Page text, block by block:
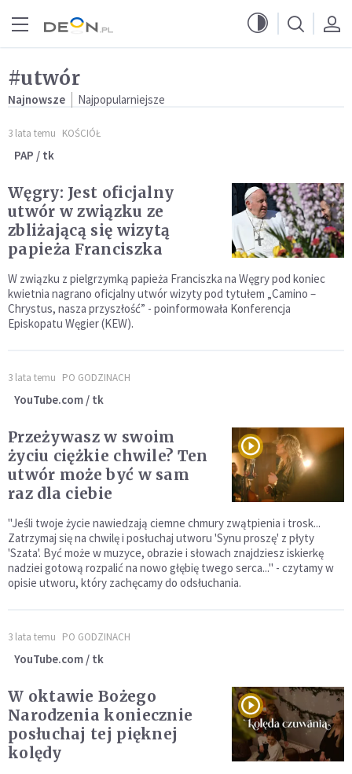
#utwór
Najnowsze Najpopularniejsze
3 lata temu KOŚCIÓŁ
PAP / tk
Węgry: Jest oficjalny
utwór w związku ze
zbliżającą się wizytą
papieża Franciszka
W związku z pielgrzymką papieża Franciszka na Węgry pod koniec
kwietnia nagrano oficjalny utwór wizyty pod tytułem „Camino –
Chrystus, nasza przyszłość” - poinformowała Konferencja
Episkopatu Węgier (KEW).
3 lata temu PO GODZINACH
YouTube.com / tk
Przeżywasz w swoim
życiu ciężkie chwile? Ten
utwór może być w sam
raz dla ciebie
"Jeśli twoje życie nawiedzają ciemne chmury zwątpienia i trosk...
Zatrzymaj się na chwilę i posłuchaj utworu 'Synu proszę' z płyty
'Szata'. Być może w muzyce, obrazie i słowach znajdziesz iskierkę
nadziei gotową rozpalić na nowo głębię twego serca..." - czytamy w
opisie utworu, który zachęcamy do odsłuchania.
3 lata temu PO GODZINACH
YouTube.com / tk
W oktawie Bożego
Narodzenia koniecznie
posłuchaj tej pięknej
kolędy